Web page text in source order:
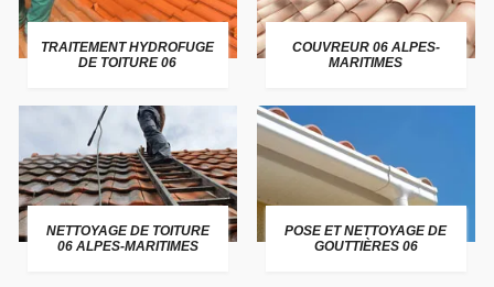
TRAITEMENT HYDROFUGE
DE TOITURE 06
COUVREUR 06 ALPES-
MARITIMES
NETTOYAGE DE TOITURE
06 ALPES-MARITIMES
POSE ET NETTOYAGE DE
GOUTTIÈRES 06